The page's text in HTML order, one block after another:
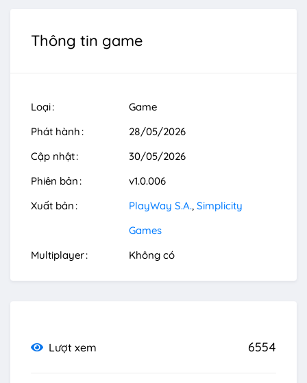
Thông tin game
Loại
Game
Phát hành
28/05/2026
Cập nhật
30/05/2026
Phiên bản
v1.0.006
Xuất bản
PlayWay S.A. Simplicity
Games
Multiplayer
Không có
Lượt xem 6554